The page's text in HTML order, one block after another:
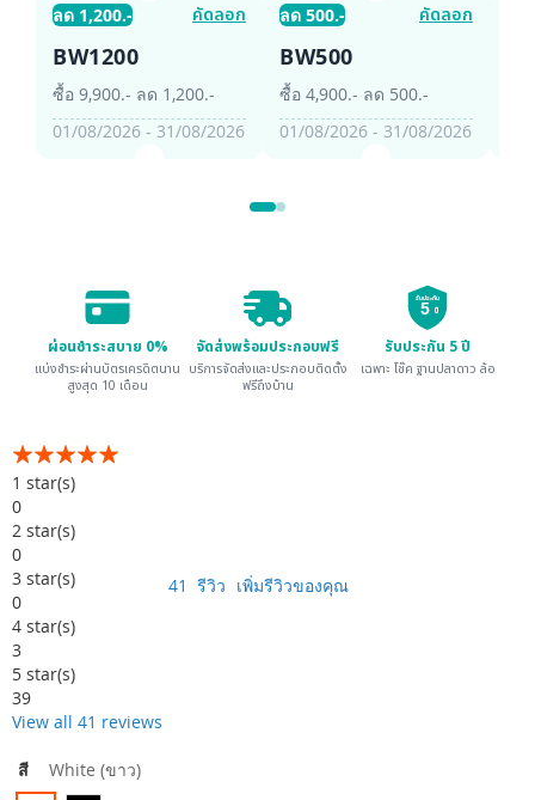
ลด 1,200.- คัดลอก
BW1200
ซื้อ 9,900.- ลด 1,200.-
01/08/2026 - 31/08/2026
ลด 500.- คัดลอก
BW500
ซื้อ 4,900.- ลด 500.-
01/08/2026 - 31/08/2026
ผ่อนชำระสบาย 0%
แบ่งชำระผ่านบัตรเครดิตนาน
สูงสุด 10 เดือน
จัดส่งพร้อมประกอบฟรี
บริการจัดส่งและประกอบติดตั้ง
ฟรีถึงบ้าน
รับประกัน
5 ปี
รับประกัน 5 ปี
เฉพาะ โช๊ค ฐานปลาดาว ล้อ
อันดับ:
99% of100
1 star(s)
0
2 star(s)
0
3 star(s)
0
4 star(s)
3
5 star(s)
39
View all 41 reviews
41 รีวิว เพิ่มรีวิวของคุณ
สี White (ขาว)